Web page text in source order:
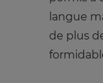
langue
de plus
Region